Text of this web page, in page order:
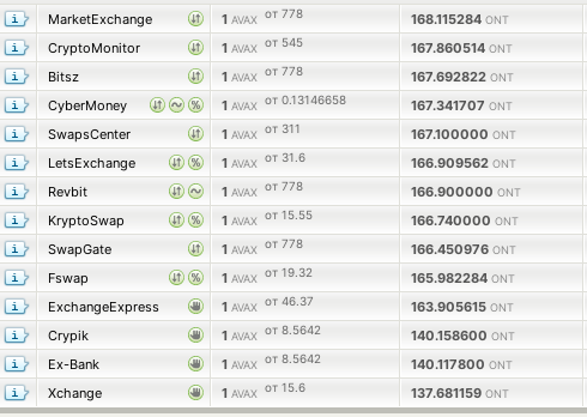
MarketExchange 1 AVAX от 778 168.115284 ONT
CryptoMonitor
1 AVAX от 545 167.860514 ONT
Bitsz
1 AVAX от 778 167.692822 ONT
CyberMoney
1 AVAX от 0.13146658 167.341707 ONT
SwapsCenter
1 AVAX от 311 167.100000 ONT
LetsExchange
1 AVAX от 31.6 166.909562 ONT
Revbit
1 AVAX от 778 166.900000 ONT
KryptoSwap
1 AVAX от 15.55 166.740000 ONT
SwapGate
1 AVAX от 778 166.450976 ONT
Fswap
1 AVAX от 19.32 165.982284 ONT
ExchangeExpress
1 AVAX от 46.37 163.905615 ONT
Crypik
1 AVAX от 8.5642 140.158600 ONT
Ex-Bank
1 AVAX от 8.5642 140.117800 ONT
Xchange
1 AVAX от 15.6 137.681159 ONT